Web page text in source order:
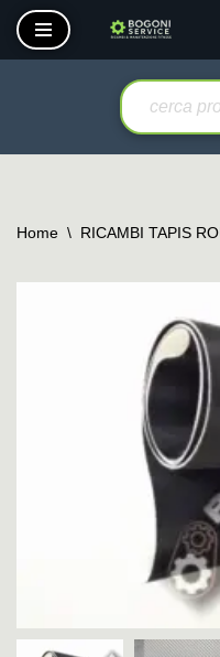
Vai
Home \ RICAMBI TAPIS